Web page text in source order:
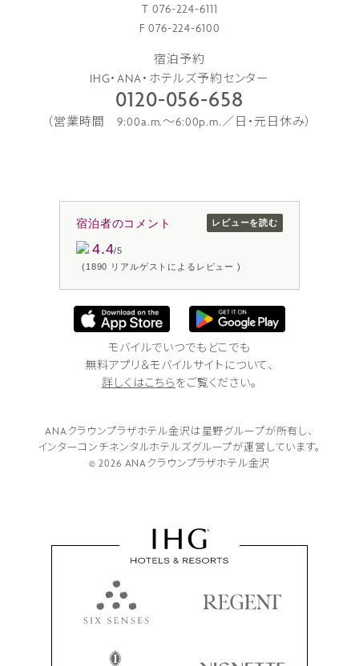
会員様限定
泊プラン
ANAマイレージクラブ会員
金をご用意しております。
会員様限定
ANA株主優待プラン
本プランで、最適な価格を
な予定変更、キャンセルに
T 076-224-6111
F 076-224-6100
宿泊予約
IHG・ANA・ホテルズ予約センター
0120-056-658
（営業時間 9:00a.m.〜6:00p.m.／日・元日休み）
宿泊者のコメント
4.4/5
(1890 リアルゲストによるレビュー )
レビューを読む
モバイルでいつでもどこでも
無料アプリ＆モバイルサイトについて、
詳しくはこちら をご覧ください。
ANAクラウンプラザホテル金沢は 星野グループが所有し、
インターコンチネンタルホテルズグループが運営しています。
© 2026 ANAクラウンプラザホテル金沢